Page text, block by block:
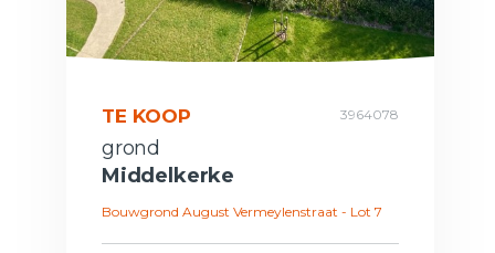
TE KOOP 3964078
grond
Middelkerke
Bouwgrond August Vermeylenstraat - Lot 7